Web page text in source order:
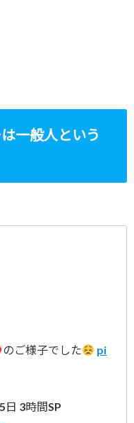
一般人という
のご様子でした
pi
3時間SP